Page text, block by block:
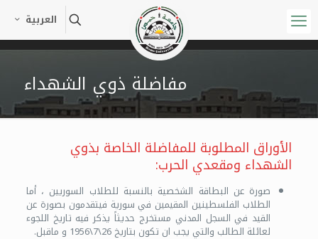
العربية
مفاضلة ذوي الشهداء
الأوراق المطلوبة للمفاضلة الخاصة بذوي
الشهداء ومقعدي الحرب:
صورة عن البطاقة الشخصية بالنسبة للطلاب السوريين ، أما
الطلاب الفلسطينين المقيمين في سورية فيتقدمون بصورة عن
القيد في السجل المدني مستخرج حديثاً يذكر فيه تاريخ اللجوء
لعائلة الطالب والتي يجب ان تكون بتاريخ 26\7\1956 و ماقبل.